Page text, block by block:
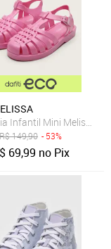
B Transparente e
Infantil Mini Melissa
R$149,90 - 53%
69,99 no Pix